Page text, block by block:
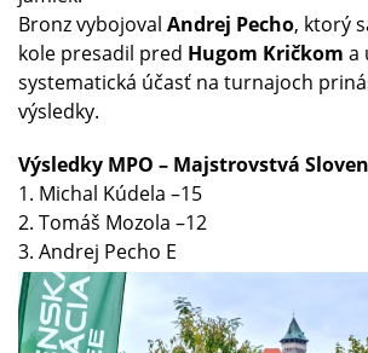
Bronz vybojoval Andrej Pecho, ktorý
kole presadil pred Hugom Kričkom a
systematická účasť na turnajoch
výsledky.
Výsledky MPO – Majstrovstvá
1. Michal Kúdela –15
2. Tomáš Mozola –12
3. Andrej Pecho E